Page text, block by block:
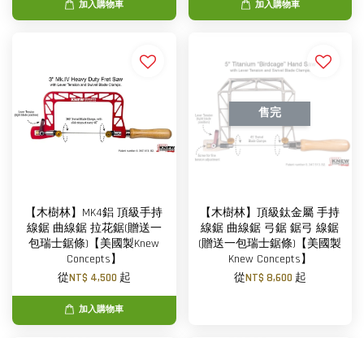
加入購物車 加入購物車
【木樹林】MK4鋁 頂級手持
線鋸 曲線鋸 拉花鋸(贈送一
包瑞士鋸條)【美國製Knew
Concepts】
從NT$ 4,500 起
加入購物車
售完
【木樹林】頂級鈦金屬 手持
線鋸 曲線鋸 弓鋸 鋸弓 線鋸
(贈送一包瑞士鋸條)【美國製
Knew Concepts】
從NT$ 8,600 起